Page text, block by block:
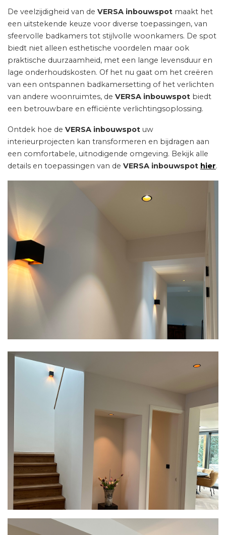
De veelzijdigheid van de VERSA inbouwspot maakt het
een uitstekende keuze voor diverse toepassingen, van
sfeervolle badkamers tot stijlvolle woonkamers. De spot
biedt niet alleen esthetische voordelen maar ook
praktische duurzaamheid, met een lange levensduur en
lage onderhoudskosten. Of het nu gaat om het creëren
van een ontspannen badkamersetting of het verlichten
van andere woonruimtes, de VERSA inbouwspot biedt
een betrouwbare en efficiënte verlichtingsoplossing.
Ontdek hoe de VERSA inbouwspot uw
interieurprojecten kan transformeren en bijdragen aan
een comfortabele, uitnodigende omgeving. Bekijk alle
details en toepassingen van de VERSA inbouwspot hier.